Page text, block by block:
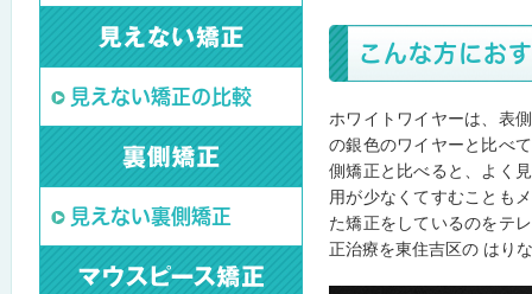
見えない矯正の比較
見えない裏側矯正
こんな方にお
ホワイトワイヤーは、表
の銀色のワイヤーと比べ
側矯正と比べると、よく
用が少なくてすむことも
た矯正をしているのをテ
正治療を東住吉区の はり